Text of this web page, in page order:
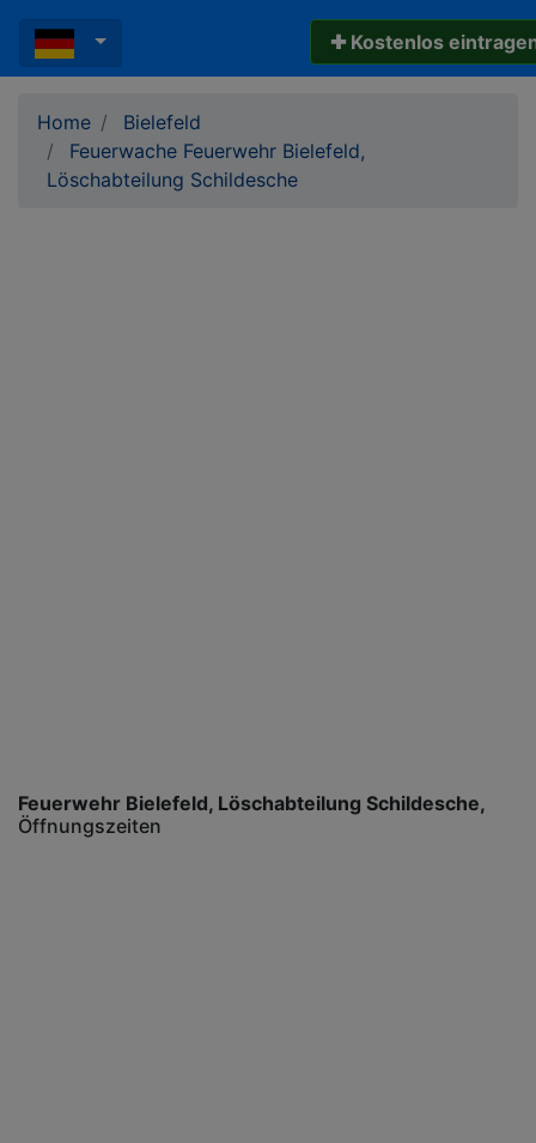
✚ Kostenlos
Home
Bielefeld
Feuerwache Feuerwehr Bielefeld,
Löschabteilung Schildesche
Feuerwehr Bielefeld, Löschabteilung Schildesche
Öffnungszeiten